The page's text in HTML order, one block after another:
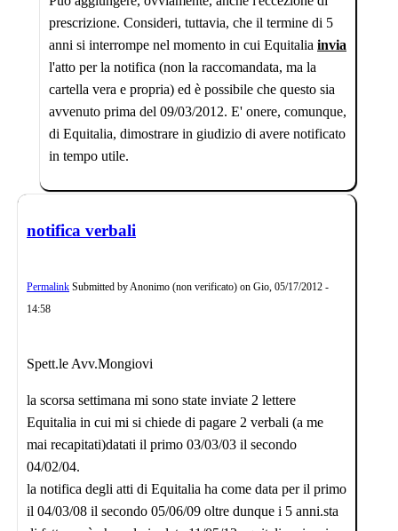
prescrizione. Consideri, tuttavia, che il termine di 5
anni si interrompe nel momento in cui Equitalia invia
l'atto per la notifica (non la raccomandata, ma la
cartella vera e propria) ed è possibile che questo sia
avvenuto prima del 09/03/2012. E' onere, comunque,
di Equitalia, dimostrare in giudizio di avere notificato
in tempo utile.
notifica verbali
Permalink Submitted byAnonimo (non verificato) on Gio, 05/17/2012 -
14:58
Spett.le Avv.Mongiovi
la scorsa settimana mi sono state inviate 2 lettere
Equitalia in cui mi si chiede di pagare 2 verbali (a me
mai recapitati)datati il primo 03/03/03 il secondo
04/02/04.
la notifica degli atti di Equitalia ha come data per il primo
il 04/03/08 il secondo 05/06/09 oltre dunque i 5 anni.sta